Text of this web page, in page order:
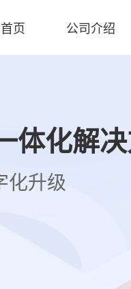
首页 公司介绍
体化解
化升级